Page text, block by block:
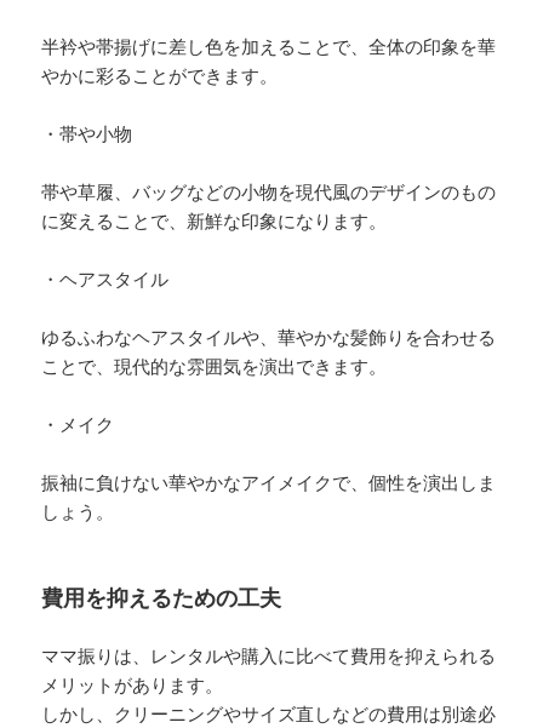
半衿や帯揚げに差し色を加えることで、全体の印象を華
やかに彩ることができます。
・帯や小物
帯や草履、バッグなどの小物を現代風のデザインのもの
に変えることで、新鮮な印象になります。
・ヘアスタイル
ゆるふわなヘアスタイルや、華やかな髪飾りを合わせる
ことで、現代的な雰囲気を演出できます。
・メイク
振袖に負けない華やかなアイメイクで、個性を演出しま
しょう。
費用を抑えるための工夫
ママ振りは、レンタルや購入に比べて費用を抑えられる
メリットがあります。
しかし、クリーニングやサイズ直しなどの費用は別途必